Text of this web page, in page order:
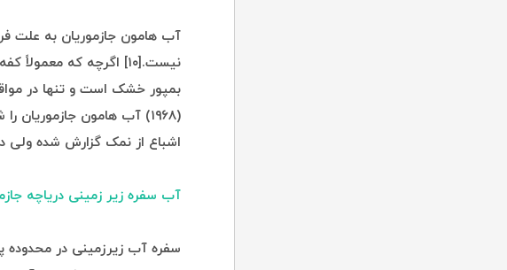
آب هامون جازموریان به علت
نیست.[۱۰] اگرچه که
(۱۹۶۸) آب هامون
اشباع از نمک گزارش شده ولی در تحقیق اوبرلندر
آب سفره زیر زمینی دریاچه
سفره آب زیرزمینی در محدوده